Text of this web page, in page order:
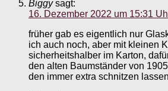
Biggy sagt:
16. Dezember 2022 um 15:31
früher gab es eigentlich nur
ich auch noch, aber mit kleinen
sicherheitshalber im Karton,
den alten Baumständer von
den immer extra schnitzen lassen